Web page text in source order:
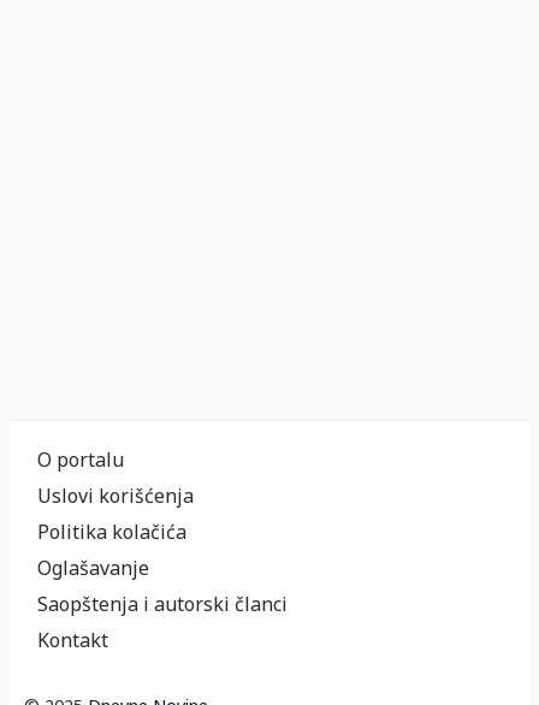
O portalu
Uslovi korišćenja
Politika kolačića
Oglašavanje
Saopštenja i autorski članci
Kontakt